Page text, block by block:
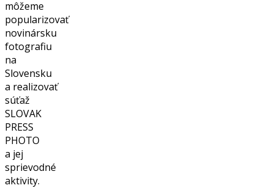
môžeme
popularizovať
novinársku
fotografiu
na
Slovensku
a realizovať
súťaž
SLOVAK
PRESS
PHOTO
a jej
sprievodné
aktivity.